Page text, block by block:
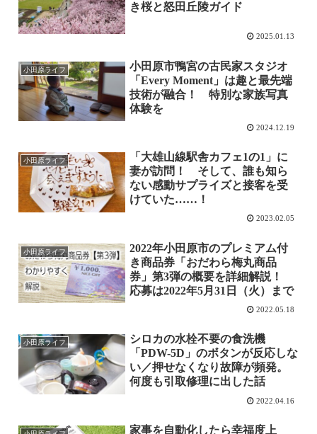
き桜と怒田丘陵ガイド
2025.01.13
小田原ライフ
小田原市鴨宮の古民家スタジオ
「Every Moment」は趣と最先端
技術が融合！ 特別な家族写真
体験を
2024.12.19
小田原ライフ
「大雄山線駅舎カフェ1の1」に
妻が訪問！ そして、誰も知ら
ない感動サプライズと接客を受
けていた……！
2023.02.05
小田原ライフ
2022年小田原市のプレミアム付
き商品券「おだわら梅丸商品
券」第3弾の概要を詳細解説！
応募は2022年5月31日（火）まで
2022.05.18
小田原ライフ
シロカの水栓不要の食洗機
「PDW-5D」のボタンが反応しな
い／押せなくなり故障が頻発。
何度も引取修理に出した話
2022.04.16
家事を自動化したら幸福度上